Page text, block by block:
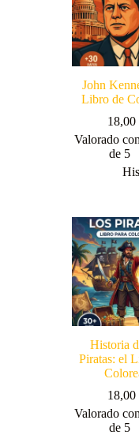
John
Libro de
18,00
Valorado con
de 5
Historia
Piratas: el
18,00
Valorado con
de 5